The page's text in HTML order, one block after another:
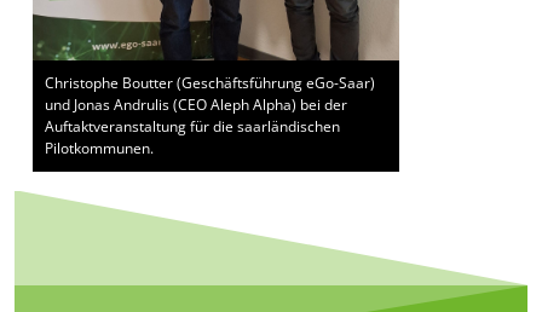
Christophe Boutter (Geschäftsführung eGo-Saar)
und Jonas Andrulis (CEO Aleph Alpha) bei der
Auftaktveranstaltung für die saarländischen
Pilotkommunen.